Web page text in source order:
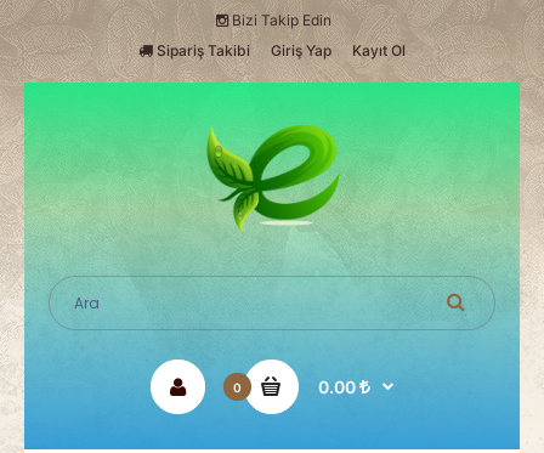
Bizi Takip Edin
Sipariş Takibi
Giriş Yap Kayıt Ol
0 0.00